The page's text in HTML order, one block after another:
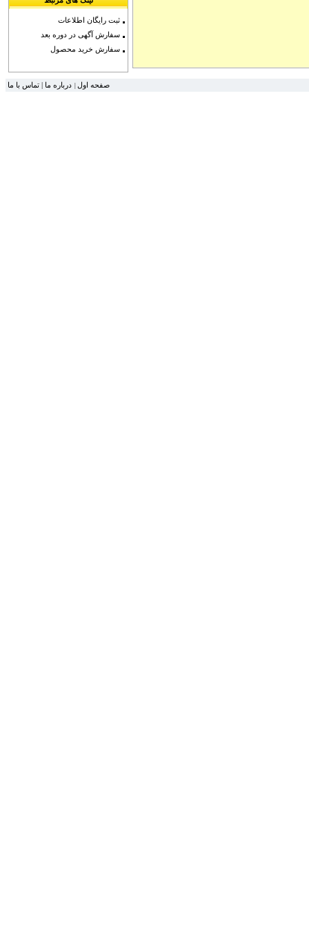
ثبت رایگان اطلاعات
سفارش آگهی در دوره بعد
سفارش خرید محصول
صفحه اول درباره ما تماس با ما